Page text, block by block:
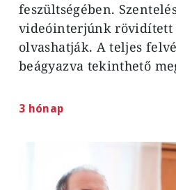
feszültségében.
videóinterjúnk rövidített
olvashatják. A teljes
beágyazva tekinthető
3 hónap